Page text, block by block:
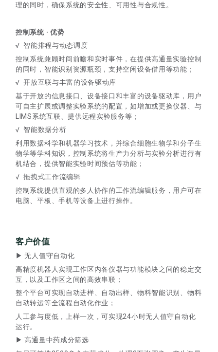
理的同时，确保系统的安全性、可用性与合规性。
控制系统 · 优势
√ 智能排程与动态调度
控制系统兼顾时间前瞻和实时事件，在提供高通量实验控制
的同时，智能识别资源瓶颈，支持空闲设备借用等功能；
√ 开放互联与丰富的设备驱动库
基于开放的信息接口、设备接口和丰富的设备驱动库，用户
可自主扩展或调整实验系统的配置，如增加或更换仪器、与
LIMS系统互联、提供远程实验服务等；
√ 智能数据分析
利用数据科学和机器学习技术，并综合细胞生物学和分子生
物学等学科知识，控制系统将生产力分析与实验分析进行有
机结合，提供智能实验时间预估等功能；
√ 拖拽式工作流编辑
控制系统提供直观的多人协作的工作流编辑服务，用户可在
电脑、平板、手机等设备上进行操作。
客户价值
▶ 无人值守自动化
高精度机器人实现工作区内各仪器与功能模块之间的稳定交
互，以及工作区之间的高效串联；
整个平台可实现自动进样、自动出样、物料智能识别、物料
自动转运等全流程自动化作业；
人工参与度低，上样一次，可实现24小时无人值守自动化
运行。
▶ 高通量中药成分筛选